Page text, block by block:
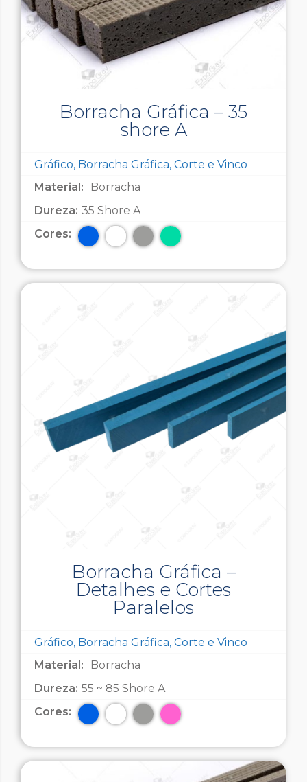
Borracha Gráfica – 35
shore A
Gráfico, Borracha Gráfica, Corte e Vinco
Material:
Borracha
Dureza: 35 Shore A
Cores:
Borracha Gráfica –
Detalhes e Cortes
Paralelos
Gráfico, Borracha Gráfica, Corte e Vinco
Material:
Borracha
Dureza: 55 ~ 85 Shore A
Cores: